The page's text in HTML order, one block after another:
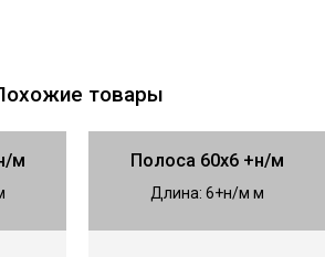
товары
м Полоса 60х6 +н/м
Длина: 6+н/м м